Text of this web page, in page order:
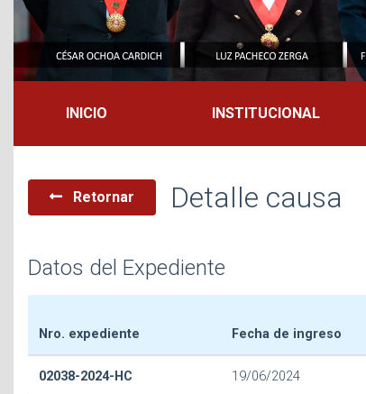
INICIO INSTITUCIONAL
Retornar Detalle causa
Datos del Expediente
Nro. expediente Fecha de ingreso
02038-2024-HC 19/06/2024